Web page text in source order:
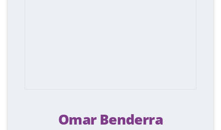
Omar Benderra